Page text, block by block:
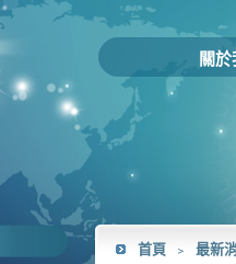
關
首頁 ﹥ 最新